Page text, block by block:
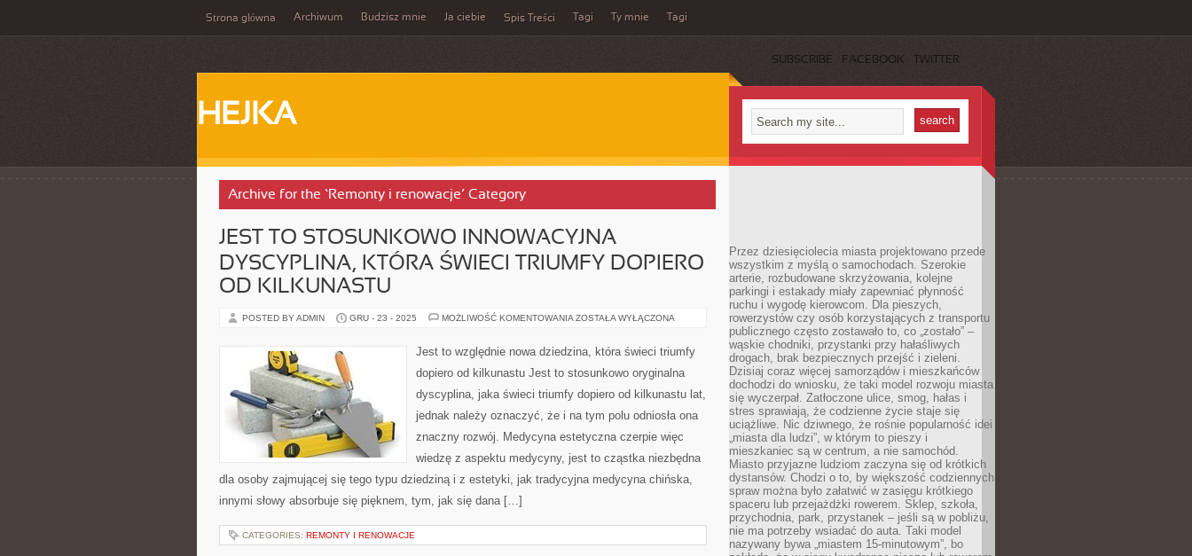
Strona główna Archiwum Budzisz mnie Ja ciebie Spis Treści Tagi Ty mnie Tagi
SUBSCRIBE FACEBOOK TWITTER
HEJKA
Archive for the ‘Remonty i renowacje’ Category
JEST TO STOSUNKOWO INNOWACYJNA
DYSCYPLINA, KTÓRA ŚWIECI TRIUMFY DOPIERO
OD KILKUNASTU
POSTED BY ADMIN GRU - 23 - 2025 MOŻLIWOŚĆ KOMENTOWANIA JEST
INNOWACYJNA
DYSCYPLINA,
ŚWIECI
DOPIERO
KILKUNASTU
ZOSTAŁA WYŁĄCZONA
Jest to względnie nowa dziedzina, która świeci triumfy
dopiero od kilkunastu Jest to stosunkowo oryginalna
dyscyplina, jaka świeci triumfy dopiero od kilkunastu lat,
jednak należy oznaczyć, że i na tym polu odniosła ona
znaczny rozwój. Medycyna estetyczna czerpie więc
wiedzę z aspektu medycyny, jest to cząstka niezbędna
dla osoby zajmującej się tego typu dziedziną i z estetyki, jak tradycyjna medycyna chińska,
innymi słowy absorbuje się pięknem, tym, jak się dana […]
CATEGORIES: REMONTY I RENOWACJE
Przez dziesięciolecia miasta projektowano przede
wszystkim z myślą o samochodach. Szerokie
arterie, rozbudowane skrzyżowania, kolejne
parkingi i estakady miały zapewniać płynność
ruchu i wygodę kierowcom. Dla pieszych,
rowerzystów czy osób korzystających z transportu
publicznego często zostawało to, co „zostało” –
wąskie chodniki, przystanki przy hałaśliwych
drogach, brak bezpiecznych przejść i zieleni.
Dzisiaj coraz więcej samorządów i mieszkańców
dochodzi do wniosku, że taki model rozwoju miasta
się wyczerpał. Zatłoczone ulice, smog, hałas i
stres sprawiają, że codzienne życie staje się
uciążliwe. Nic dziwnego, że rośnie popularność idei
„miasta dla ludzi”, w którym to pieszy i
mieszkaniec są w centrum, a nie samochód.
Miasto przyjazne ludziom zaczyna się od krótkich
dystansów. Chodzi o to, by większość codziennych
spraw można było załatwić w zasięgu krótkiego
spaceru lub przejażdżki rowerem. Sklep, szkoła,
przychodnia, park, przystanek – jeśli są w pobliżu,
nie ma potrzeby wsiadać do auta. Taki model
nazywany bywa „miastem 15-minutowym”, bo